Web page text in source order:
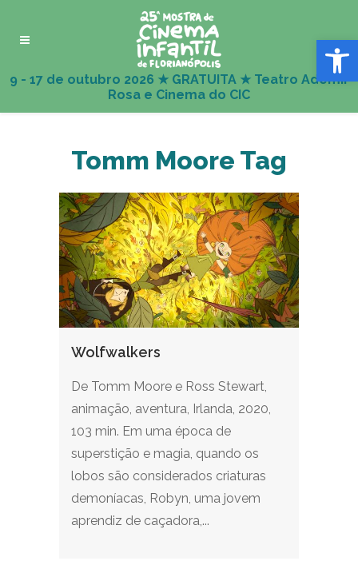
Abrir
Tomm Moore Tag
Wolfwalkers
De Tomm Moore e Ross Stewart,
animação, aventura, Irlanda, 2020,
103 min. Em uma época de
superstição e magia, quando os
lobos são considerados criaturas
demoníacas, Robyn, uma jovem
aprendiz de caçadora,...